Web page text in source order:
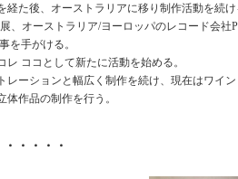
経た後、オーストラリアに移り制作活動を続
、オーストラリア/ヨーロッパのレコード会社
を手がける。
レ ココとして新たに活動を始める。
レーションと幅広く制作を続け、現在はワイ
作品の制作を行う。
・・・・